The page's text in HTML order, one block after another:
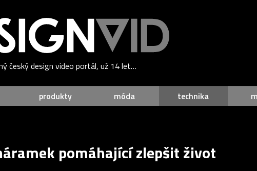
český design video portál, už 14 let…
produkty móda technika
pomáhající zlepšit život